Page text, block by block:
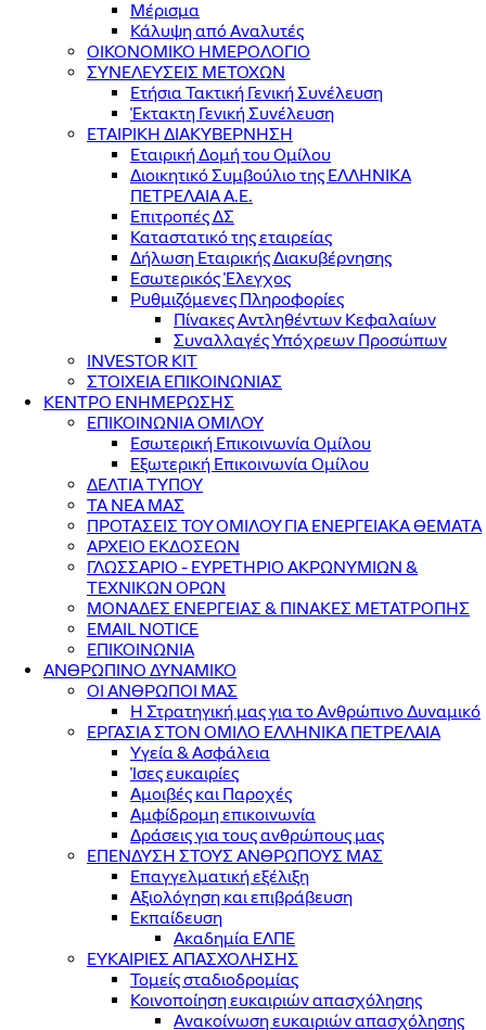
Μέρισμα
Κάλυψη από Αναλυτές
ΟΙΚΟΝΟΜΙΚΟ ΗΜΕΡΟΛΟΓΙΟ
ΣΥΝΕΛΕΥΣΕΙΣ ΜΕΤΟΧΩΝ
Ετήσια Τακτική Γενική Συνέλευση
Έκτακτη Γενική Συνέλευση
ΕΤΑΙΡΙΚΗ ΔΙΑΚΥΒΕΡΝΗΣΗ
Εταιρική Δομή του Ομίλου
Διοικητικό Συμβούλιο της ΕΛΛΗΝΙΚΑ
ΠΕΤΡΕΛΑΙΑ Α.Ε.
Επιτροπές ΔΣ
Καταστατικό της εταιρείας
Δήλωση Εταιρικής Διακυβέρνησης
Εσωτερικός Έλεγχος
Ρυθμιζόμενες Πληροφορίες
Πίνακες Αντληθέντων Κεφαλαίων
Συναλλαγές Υπόχρεων Προσώπων
INVESTOR KIT
ΣΤΟΙΧΕΙΑ ΕΠΙΚΟΙΝΩΝΙΑΣ
ΚΕΝΤΡΟ ΕΝΗΜΕΡΩΣΗΣ
ΕΠΙΚΟΙΝΩΝΙΑ ΟΜΙΛΟΥ
Εσωτερική Επικοινωνία Ομίλου
Εξωτερική Επικοινωνία Ομίλου
ΔΕΛΤΙΑ ΤΥΠΟΥ
ΤΑ ΝΕΑ ΜΑΣ
ΠΡΟΤΑΣΕΙΣ ΤΟΥ ΟΜΙΛΟΥ ΓΙΑ ΕΝΕΡΓΕΙΑΚΑ ΘΕΜΑΤΑ
ΑΡΧΕΙΟ ΕΚΔΟΣΕΩΝ
ΓΛΩΣΣΑΡΙΟ - ΕΥΡΕΤΗΡΙΟ ΑΚΡΩΝΥΜΙΩΝ &
ΤΕΧΝΙΚΩΝ ΟΡΩΝ
ΜΟΝΑΔΕΣ ΕΝΕΡΓΕΙΑΣ & ΠΙΝΑΚΕΣ ΜΕΤΑΤΡΟΠΗΣ
EMAIL NOTICE
ΕΠΙΚΟΙΝΩΝΙΑ
ΑΝΘΡΩΠΙΝΟ ΔΥΝΑΜΙΚΟ
ΟΙ ΑΝΘΡΩΠΟΙ ΜΑΣ
Η Στρατηγική μας για το Ανθρώπινο Δυναμικό
ΕΡΓΑΣΙΑ ΣΤΟΝ ΟΜΙΛΟ ΕΛΛΗΝΙΚΑ ΠΕΤΡΕΛΑΙΑ
Υγεία & Ασφάλεια
Ίσες ευκαιρίες
Αμοιβές και Παροχές
Αμφίδρομη επικοινωνία
Δράσεις για τους ανθρώπους μας
ΕΠΕΝΔΥΣΗ ΣΤΟΥΣ ΑΝΘΡΩΠΟΥΣ ΜΑΣ
Επαγγελματική εξέλιξη
Αξιολόγηση και επιβράβευση
Εκπαίδευση
Ακαδημία ΕΛΠΕ
ΕΥΚΑΙΡΙΕΣ ΑΠΑΣΧΟΛΗΣΗΣ
Τομείς σταδιοδρομίας
Κοινοποίηση ευκαιριών απασχόλησης
Ανακοίνωση ευκαιριών απασχόλησης